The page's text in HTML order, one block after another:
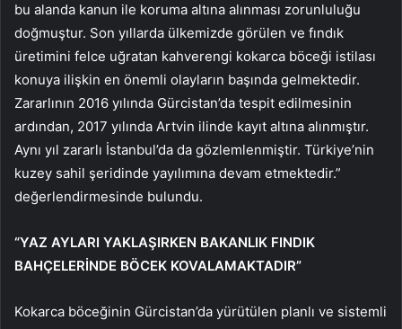
bu alanda kanun ile koruma altına alınması zorunluluğu
doğmuştur. Son yıllarda ülkemizde görülen ve fındık
üretimini felce uğratan kahverengi kokarca böceği istilası
konuya ilişkin en önemli olayların başında gelmektedir.
Zararlının 2016 yılında Gürcistan’da tespit edilmesinin
ardından, 2017 yılında Artvin ilinde kayıt altına alınmıştır.
Aynı yıl zararlı İstanbul’da da gözlemlenmiştir. Türkiye’nin
kuzey sahil şeridinde yayılımına devam etmektedir.”
değerlendirmesinde bulundu.
“YAZ AYLARI YAKLAŞIRKEN BAKANLIK FINDIK
BAHÇELERİNDE BÖCEK KOVALAMAKTADIR”
Kokarca böceğinin Gürcistan’da yürütülen planlı ve sistemli